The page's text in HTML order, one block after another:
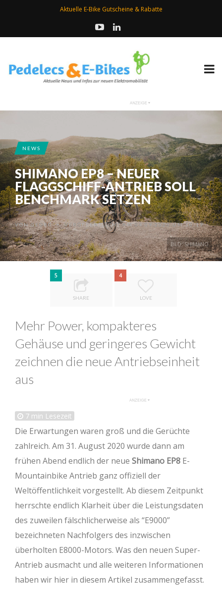
Aktuelle E-Bike Gutscheine & Rabatte
BILD: SHIMANO
NEWS
SHIMANO EP8 – NEUER
FLAGGSCHIFF-ANTRIEB SOLL
BENCHMARK SETZEN
VONGEORG •VERÖFFENTLICHT AM 04.09.2020 UM 10:19
5
SHARE
4
LOVE
Mehr Power, kompakteres
Gehäuse und geringeres Gewicht
zeichnen die neue Antriebseinheit
aus
7 min Lesezeit
Die Erwartungen waren groß und die Gerüchte
zahlreich. Am 31. August 2020 wurde dann am
frühen Abend endlich der neue Shimano EP8 E-
Mountainbike Antrieb ganz offiziell der
Weltöffentlichkeit vorgestellt. Ab diesem Zeitpunkt
herrschte endlich Klarheit über die Leistungsdaten
des zuweilen fälschlicherweise als “E9000”
bezeichneten Nachfolgers des inzwischen
überholten E8000-Motors. Was den neuen Super-
Antrieb ausmacht und alle weiteren Informationen
haben wir hier in diesem Artikel zusammengefasst.